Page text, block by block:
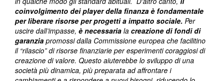
coinvolgimento dei player della finanza è fondamentale
per liberare risorse per progetti a impatto sociale. Per
uscire dall’impasse, è necessaria la creazione di fondi di
garanzia promossi dalla Commissione europea che facilitino
il “rilascio” di risorse finanziarie per esperimenti coraggiosi di
creazione di valore. Questo aiuterebbe lo sviluppo di una
società più dinamica, più preparata ad affrontare i